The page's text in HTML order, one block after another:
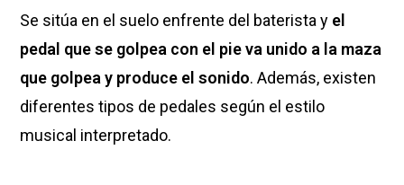
Se sitúa en el suelo enfrente del baterista y el
pedal que se golpea con el pie va unido a la maza
que golpea y produce el sonido. Además, existen
diferentes tipos de pedales según el estilo
musical interpretado.